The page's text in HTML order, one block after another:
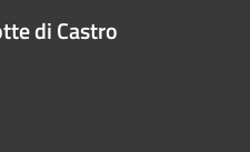
di Castro